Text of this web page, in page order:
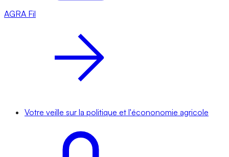
AGRA Fil
Votre veille sur la politique et l'écononomie agricole